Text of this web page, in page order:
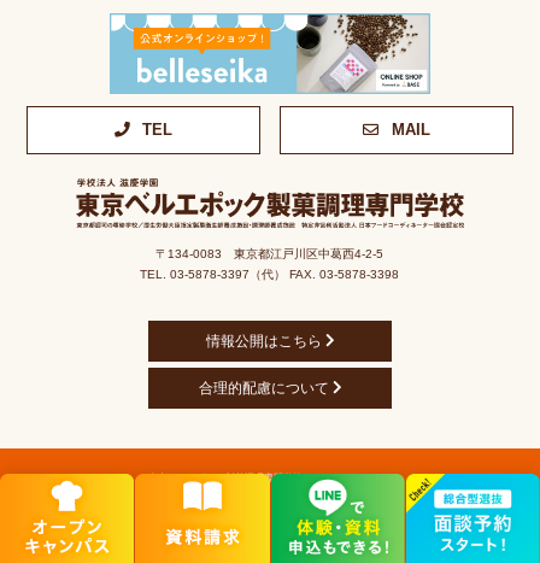
TEL MAIL
〒134-0083 東京都江戸川区中葛西4-2-5
TEL. 03-5878-3397（代） FAX. 03-5878-3398
情報公開はこちら
合理的配慮について
東京ベルエポック製菓調理専門学校 © All rights reserved.